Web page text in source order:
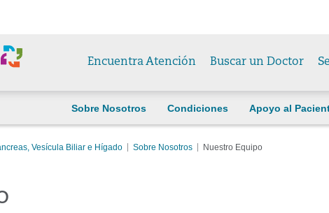
Encuentra Atención Buscar un Doctor
Sobre Nosotros Condiciones Apoyo al
Vesícula Biliar e Hígado Sobre Nosotros Nuestro Equipo